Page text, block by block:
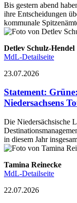
Bis gestern abend
ihre Entscheidungen
kommunale
Detlev Schulz-Hendel
MdL-Detailseite
23.07.2026
Statement:
Niedersachsens
Die Niedersächsische
in diesem Jahr
Tamina Reinecke
MdL-Detailseite
22.07.2026